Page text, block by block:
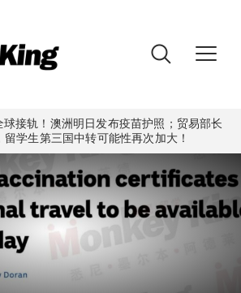
球接轨！澳洲明日发布疫苗护照；贸易部长
学生第三国中转可能性再次加大！